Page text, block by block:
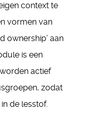
context te
vormen van
ownership’ aan
is een
actief
zodat
de lesstof.